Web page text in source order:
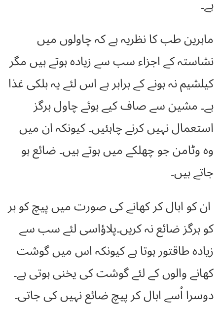
ہے۔
ماہرین طب کا نظریہ ہے کہ چاولوں میں
نشاستہ کے اجزاء سب سے زیادہ ہوتے ہیں مگر
کیلشیم نہ ہونے کے برابر ہے اس لئے یہ ہلکی غذا
ہے۔ مشین سے صاف کیے ہوئے چاول ہرگز
استعمال نہیں کرنے چاہئیں۔ کیونکہ ان میں
وہ وٹامن جو چھلکے میں ہوتے ہیں۔ ضائع ہو
جاتے ہیں۔
ان کو ابال کر کھانے کی صورت میں پیچ کو ہر
کو ہرگز ضائع نہ کریں۔پلاؤاسی لئے سب سے
زیادہ طاقتور ہوتا ہے کیونکہ اس میں گوشت
کھانے والوں کے لئے گوشت کی یخنی ہوتی ہے۔
دوسرا اُسے ابال کر پیچ ضائع نہیں کی جاتی۔